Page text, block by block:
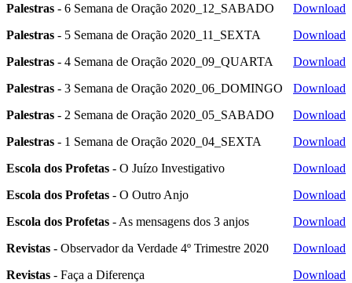
Palestras - 6 Semana de Oração 2020_12_SABADO
Download
Palestras - 5 Semana de Oração 2020_11_SEXTA
Download
Palestras - 4 Semana de Oração 2020_09_QUARTA
Download
Palestras - 3 Semana de Oração 2020_06_DOMINGO
Download
Palestras - 2 Semana de Oração 2020_05_SABADO
Download
Palestras - 1 Semana de Oração 2020_04_SEXTA
Download
Escola dos Profetas - O Juízo Investigativo
Download
Escola dos Profetas - O Outro Anjo
Download
Escola dos Profetas - As mensagens dos 3 anjos
Download
Revistas - Observador da Verdade 4º Trimestre 2020
Download
Revistas - Faça a Diferença
Download